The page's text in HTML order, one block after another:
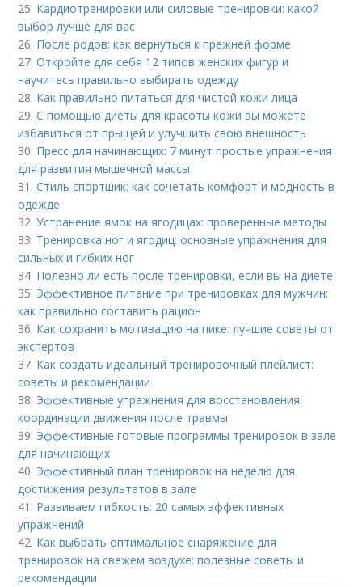
25. Кардиотренировки или силовые тренировки: какой
выбор лучше для вас
26. После родов: как вернуться к прежней форме
27.Откройте для себя 12 типов женских фигур и
научитесь правильно выбирать одежду
28. Как правильно питаться для чистой кожи лица
29.С помощью диеты для красоты кожи вы можете
избавиться от прыщей и улучшить свою внешность
30. Пресс для начинающих: 7 минут простые упражнения
для развития мышечной массы
31.Стиль спортшик: как сочетать комфорт и модность в
одежде
32.Устранение ямок на ягодицах: проверенные методы
33. Тренировка ног и ягодиц: основные упражнения для
сильных и гибких ног
34. Полезно ли есть после тренировки, если вы на диете
35. Эффективное питание при тренировках для мужчин:
как правильно составить рацион
36. Как сохранить мотивацию на пике: лучшие советы от
экспертов
37. Как создать идеальный тренировочный плейлист:
советы и рекомендации
38. Эффективные упражнения для восстановления
координации движения после травмы
39. Эффективные готовые программы тренировок в зале
для начинающих
40. Эффективный план тренировок на неделю для
достижения результатов в зале
41. Развиваем гибкость: 20 самых эффективных
упражнений
42. Как выбрать оптимальное снаряжение для
тренировок на свежем воздухе: полезные советы и
рекомендации